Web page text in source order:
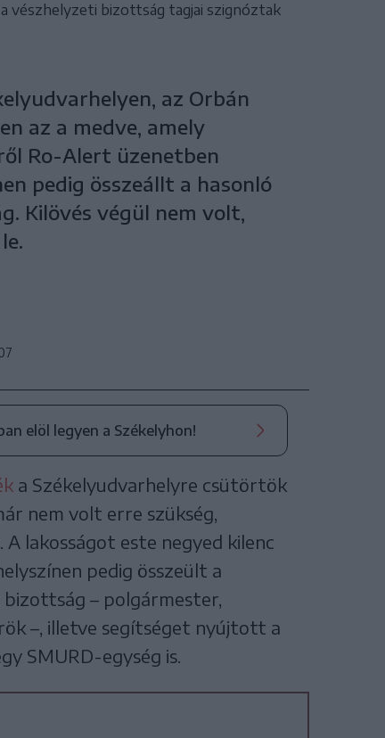
vészhelyzeti bizottság tagjai szignóztak
az Orbán
az a medve, amely
Ro-Alert üzenetben
pedig összeállt a hasonló
Kilövés végül nem volt,
elöl legyen a Székelyhon!
a Székelyudvarhelyre csütörtök
nem volt erre szükség,
lakosságot este negyed kilenc
pedig összeült a
– polgármester,
–, illetve segítséget nyújtott a
SMURD-egység is.